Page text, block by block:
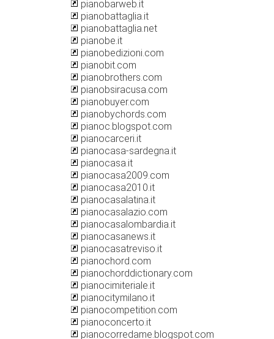
pianobarweb.it
pianobattaglia.it
pianobattaglia.net
pianobe.it
pianobedizioni.com
pianobit.com
pianobrothers.com
pianobsiracusa.com
pianobuyer.com
pianobychords.com
pianoc.blogspot.com
pianocarceri.it
pianocasa-sardegna.it
pianocasa.it
pianocasa2009.com
pianocasa2010.it
pianocasalatina.it
pianocasalazio.com
pianocasalombardia.it
pianocasanews.it
pianocasatreviso.it
pianochord.com
pianochorddictionary.com
pianocimiteriale.it
pianocitymilano.it
pianocompetition.com
pianoconcerto.it
pianocorredame.blogspot.com